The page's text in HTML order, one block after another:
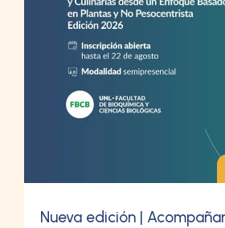
Nueva edición |